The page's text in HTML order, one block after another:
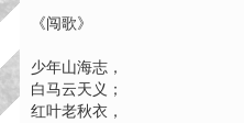
《闯歌》
少年山海志，
白马云天义；
红叶老秋衣，